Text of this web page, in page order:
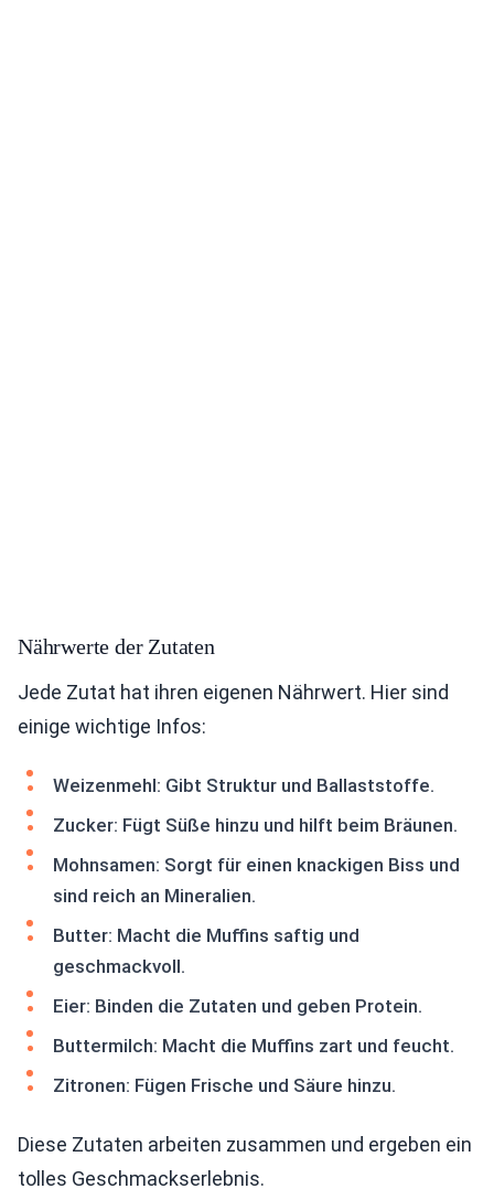
Nährwerte der Zutaten
Jede Zutat hat ihren eigenen Nährwert. Hier sind
einige wichtige Infos:
Weizenmehl: Gibt Struktur und Ballaststoffe.
Zucker: Fügt Süße hinzu und hilft beim Bräunen.
Mohnsamen: Sorgt für einen knackigen Biss und
sind reich an Mineralien.
Butter: Macht die Muffins saftig und
geschmackvoll.
Eier: Binden die Zutaten und geben Protein.
Buttermilch: Macht die Muffins zart und feucht.
Zitronen: Fügen Frische und Säure hinzu.
Diese Zutaten arbeiten zusammen und ergeben ein
tolles Geschmackserlebnis.